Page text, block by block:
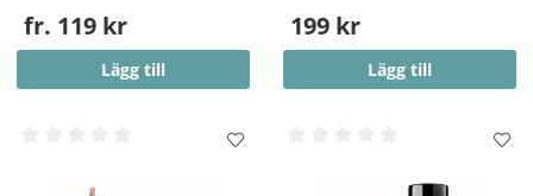
fr. 119 kr
Lägg till
199 kr
Lägg till